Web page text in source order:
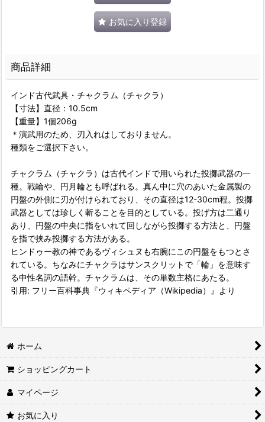
お気に入り登録
商品詳細
インド古代武具・チャクラム（チャクラ）
【寸法】直径：10.5cm
【重量】1個206g
＊演武用のため、刃入れはしておりません。
種類をご選択下さい。
チャクラム（チャクラ）は古代インドで用いられた投擲武器の一
種。戦輪や、円月輪とも呼ばれる。真ん中に穴のあいた金属製の
円盤の外側に刃が付けられており、その直径は12-30cm程。投擲
武器としては珍しく斬ることを目的としている。投げ方は二通り
あり、円盤の中央に指をいれて回しながら投擲する方法と、円盤
を指で挟み投擲する方法がある。
ヒンドゥー教の神であるヴィシュヌも右腕にこの円盤をもつとさ
れている。ちなみにチャクラはサンスクリットで「輪」を意味す
る中性名詞の語幹。チャクラムは、その単数主格にあたる。
引用: フリー百科事典『ウィキペディア（Wikipedia）』より
ホーム
ショッピングカート
マイページ
お気に入り